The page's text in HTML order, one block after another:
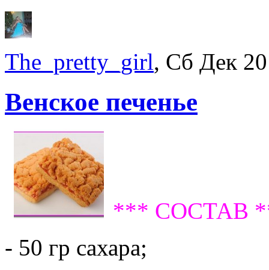
The_pretty_girl, Сб Дек
Венское печенье
*** СОСТАВ
- 50 гр сахара;